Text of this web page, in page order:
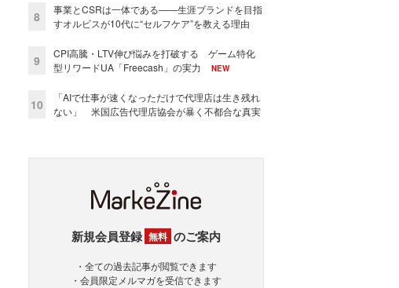
8
事業とCSRは一体である――生涯ブランドを目指
すオルビスが10代に“セルフケア”を教える理由
9
CPI高騰・LTV伸び悩みを打破する ゲーム特化
型リワードUA「Freecash」の実力
NEW
10
「AIで仕事が速くなっただけで代理店は生き残れ
ない」 米国広告代理店協会が暴く不都合な真実
新規会員登録 無料 のご案内
・全ての過去記事が閲覧できます
・会員限定メルマガを受信できます